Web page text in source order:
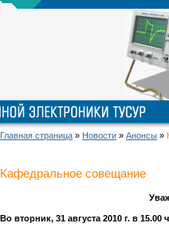
Главная страница » Новости » Анонсы »
Кафедральное совещание
Во вторник, 31 августа 2010 г. в